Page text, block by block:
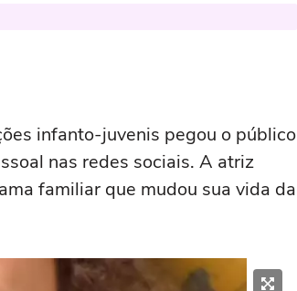
infanto-juvenis pegou o público
nas redes sociais. A atriz
familiar que mudou sua vida da